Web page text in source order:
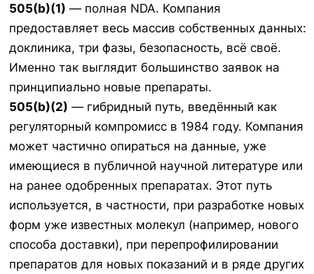
505(b)(1) — полная NDA. Компания
предоставляет весь массив собственных данных:
доклиника, три фазы, безопасность, всё своё.
Именно так выглядит большинство заявок на
принципиально новые препараты.
505(b)(2) — гибридный путь, введённый как
регуляторный компромисс в 1984 году. Компания
может частично опираться на данные, уже
имеющиеся в публичной научной литературе или
на ранее одобренных препаратах. Этот путь
используется, в частности, при разработке новых
форм уже известных молекул (например, нового
способа доставки), при перепрофилировании
препаратов для новых показаний и в ряде других